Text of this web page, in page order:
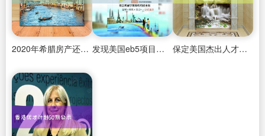
2020年希腊房产还值得投资吗 发现美国eb5项目很火 保定美国杰出人才移民的费用